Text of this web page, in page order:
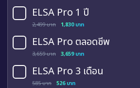
ELSA Pro 1 ปี
2,499 บาท 1,830 บาท
ELSA Pro ตลอดชีพ
3,659 บาท 3,659 บาท
ELSA Pro 3 เดือน
585 บาท 526 บาท